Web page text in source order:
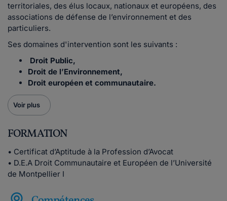
territoriales, des élus locaux, nationaux et européens, des
associations de défense de l’environnement et des
particuliers.
Ses domaines d'intervention sont les suivants :
Droit Public,
Droit de l’Environnement,
Droit européen et communautaire.
Voir plus
FORMATION
• Certificat d’Aptitude à la Profession d’Avocat
• D.E.A Droit Communautaire et Européen de l’Université
de Montpellier I